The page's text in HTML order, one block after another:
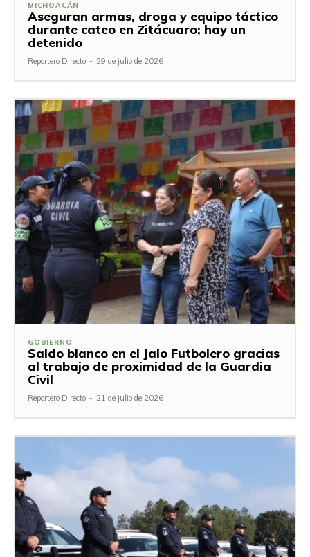
MICHOACÁN
Aseguran armas, droga y equipo táctico
durante cateo en Zitácuaro; hay un
detenido
Reportero Directo - 29 de julio de 2026
GOBIERNO
Saldo blanco en el Jalo Futbolero gracias
al trabajo de proximidad de la Guardia
Civil
Reportero Directo - 21 de julio de 2026